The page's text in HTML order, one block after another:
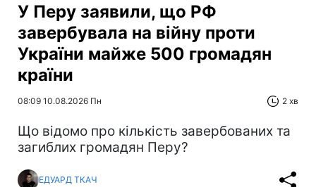
У Перу заявили, що РФ
завербувала на війну проти
України майже 500 громадян
країни
08:09 10.08.2026 Пн 2 хв
Що відомо про кількість завербованих та
загиблих громадян Перу?
ЕДУАРД ТКАЧ